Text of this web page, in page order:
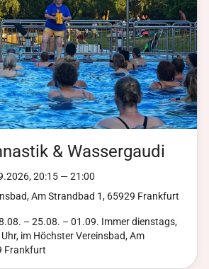
das leibliche Wohl ist bestens gesorgt:
oder Kaffee und Kuchen. Sollte
Strich durch die Rechnung machen, wird
verlegt, sodass der Spaß ungetrübt
freuen uns darauf, mit euch
Tag zu verbringen. Kommt
der Turngemeinde Höchst ein Fest, das in
& Wassergaudi
20:15 — 21:00
Am Strandbad 1, 65929 Frankfurt
– 25.08. – 01.09. Immer dienstags,
im Höchster Vereinsbad, Am
Frankfurt